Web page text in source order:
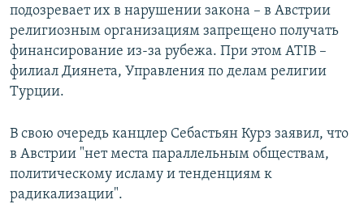
подозревает их в нарушении закона – в Австрии
религиозным организациям запрещено получать
финансирование из-за рубежа. При этом ATIB –
филиал Диянета, Управления по делам религии
Турции.
В свою очередь канцлер Себастьян Курз заявил, что
в Австрии "нет места параллельным обществам,
политическому исламу и тенденциям к
радикализации".